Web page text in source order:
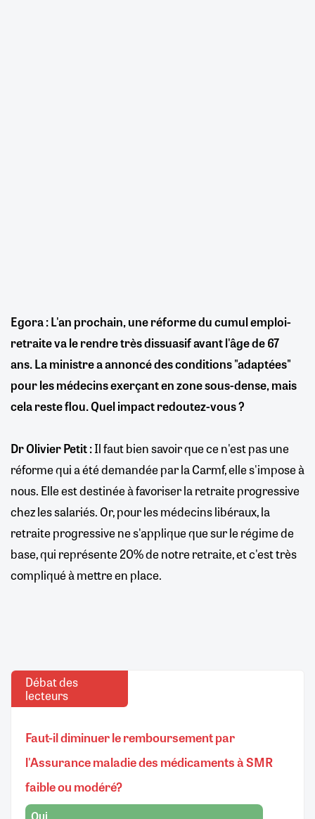
Egora : L'an prochain, une réforme du cumul emploi-
retraite va le rendre très dissuasif avant l'âge de 67
ans. La ministre a annoncé des conditions "adaptées"
pour les médecins exerçant en zone sous-dense, mais
cela reste flou. Quel impact redoutez-vous ?
Dr Olivier Petit :Il faut bien savoir que ce n'est pas une
réforme qui a été demandée par la Carmf, elle s'impose à
nous. Elle est destinée à favoriser la retraite progressive
chez les salariés. Or, pour les médecins libéraux, la
retraite progressive ne s'applique que sur le régime de
base, qui représente 20% de notre retraite, et c'est très
compliqué à mettre en place.
Débat des
lecteurs
Faut-il diminuer le remboursement par
l'Assurance maladie des médicaments à SMR
faible ou modéré?
Oui